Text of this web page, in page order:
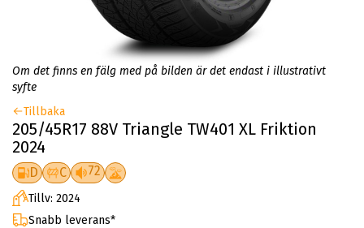
Om det finns en fälg med på bilden är det endast i illustrativt
syfte
Tillbaka
205/45R17 88V Triangle TW401 XL Friktion
2024
D C 72
Tillv: 2024
Snabb leverans*